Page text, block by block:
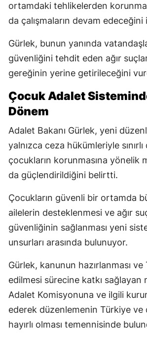
ortamdaki tehlikelerden
da çalışmaların devam
Gürlek, bunun yanında
güvenliğini tehdit eden ağır
gereğinin yerine getirileceğini
Çocuk Adalet
Dönem
Adalet Bakanı Gürlek, yeni
yalnızca ceza hükümleriyle sınırlı
çocukların korunmasına yönelik
da güçlendirildiğini belirtti.
Çocukların güvenli bir ortamda
ailelerin desteklenmesi ve ağır
güvenliğinin sağlanması yeni
unsurları arasında bulunuyor.
Gürlek, kanunun hazırlanması ve
edilmesi sürecine katkı sağlayan
Adalet Komisyonuna ve ilgili
ederek düzenlemenin Türkiye ve
hayırlı olması temennisinde